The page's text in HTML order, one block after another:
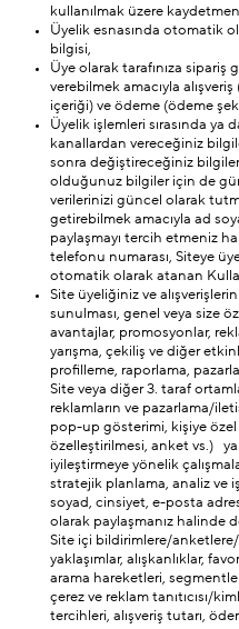
kullanılmak üzere
Üyelik esnasında otomatik
bilgisi,
Üye olarak tarafınıza
verebilmek amacıyla alışveriş
içeriği) ve ödeme (ödeme
Üyelik işlemleri sırasında ya
kanallardan vereceğiniz
sonra değiştireceğiniz
olduğunuz bilgiler için de
verilerinizi güncel olarak
getirebilmek amacıyla ad
paylaşmayı tercih etmeniz
telefonu numarası, Siteye
otomatik olarak atanan
Site üyeliğiniz ve
sunulması, genel veya size
avantajlar, promosyonlar,
yarışma, çekiliş ve diğer
profilleme, raporlama,
Site veya diğer 3. taraf
reklamların ve pazarlama/
pop-up gösterimi, kişiye özel
özelleştirilmesi, anket vs.)
iyileştirmeye yönelik
stratejik planlama, analiz ve
soyad, cinsiyet, e-posta
olarak paylaşmanız halinde
Site içi bildirimlere/
yaklaşımlar, alışkanlıklar,
arama hareketleri,
çerez ve reklam tanıtıcısı/
tercihleri, alışveriş tutarı,